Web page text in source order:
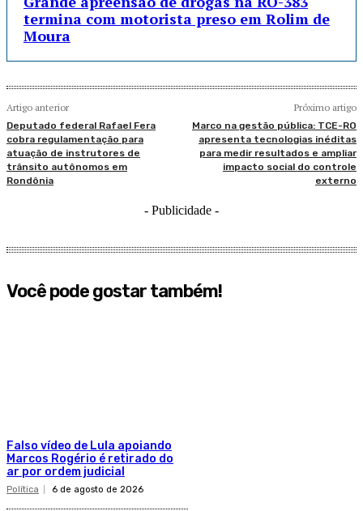
termina com motorista preso em Rolim de
Moura
Artigo anterior
Deputado federal Rafael Fera
cobra regulamentação para
atuação de instrutores de
trânsito autônomos em
Rondônia
Próximo artigo
Marco na gestão pública: TCE-RO
apresenta tecnologias inéditas
para medir resultados e ampliar
impacto social do controle
externo
- Publicidade -
Você pode gostar também!
Falso vídeo de Lula apoiando
Marcos Rogério é retirado do
ar por ordem judicial
Política 6 de agosto de 2026